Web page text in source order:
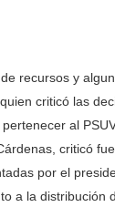
recursos y
criticó las
al
criticó
por el
a la distribución